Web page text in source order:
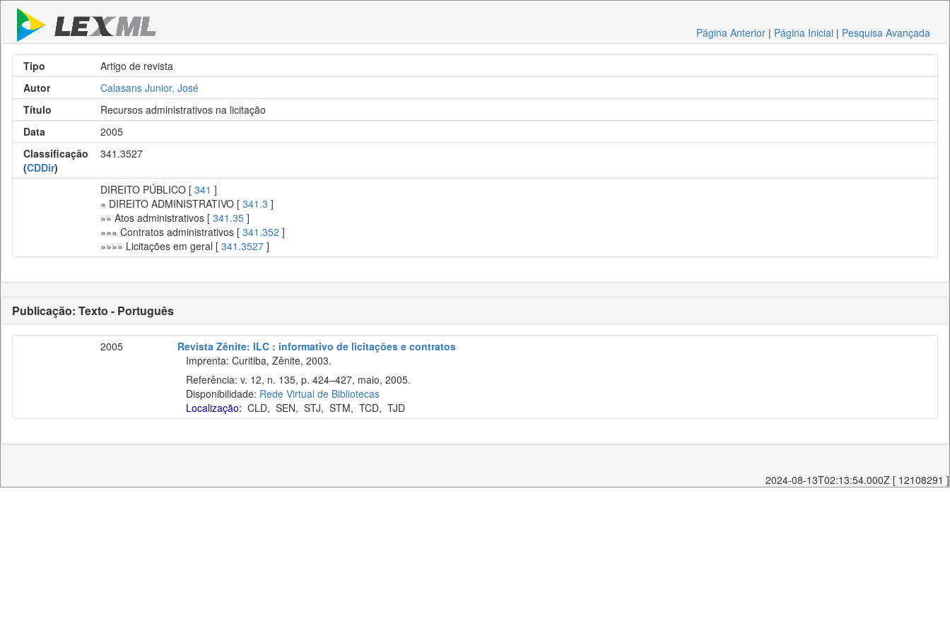
Página Anterior | Página Inicial | Pesquisa Avançada
Tipo
Artigo de revista
Autor
Calasans Junior, José
Título
Recursos administrativos na licitação
Data
2005
Classificação
(CDDir)
341.3527
DIREITO PÚBLICO [ 341 ]
» DIREITO ADMINISTRATIVO [ 341.3 ]
»» Atos administrativos [ 341.35 ]
»»» Contratos administrativos [ 341.352 ]
»»»» Licitações em geral [ 341.3527 ]
Publicação: Texto - Português
2005
Revista Zênite: ILC : informativo de licitações e contratos
Imprenta: Curitiba, Zênite, 2003.
Referência: v. 12, n. 135, p. 424–427, maio, 2005.
Disponibilidade: Rede Virtual de Bibliotecas
Localização: CLD, SEN, STJ, STM, TCD, TJD
2024-08-13T02:13:54.000Z [ 12108291 ]